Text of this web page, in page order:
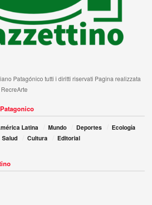
Patagónico tutti i diritti riservati Pagina realizzata
Latina Mundo Deportes
Ecología
Salud Cultura Editorial